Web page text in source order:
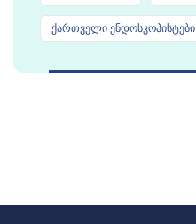
ქართველი ენდოსკოპისტები